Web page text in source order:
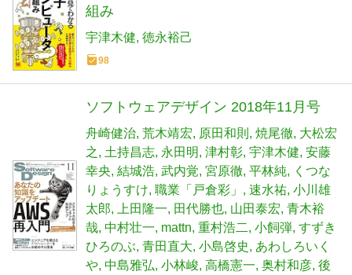
組み
宇津木健 徳永裕己
98
ソフトウェアデザイン 2018年11月号
舟崎健治 荒木靖宏 原田和則 焼尾徹 大松宏
之
土持昌志 永田明 津村彰 宇津木健 安藤
幸央 結城浩 武内覚 宮原徹 平林純
くつな
りょうすけ 職業「戸倉彩」 速水祐 小川雄
太郎
上田隆一 田代勝也 山田泰宏 青木裕
哉 中村壮一 mattn 重村浩二 小飼弾 すずき
ひろのぶ 青田直大 小島啓史
あわしろいく
や 中島雅弘 小林峻 高橋憲一 奥村和彦 後